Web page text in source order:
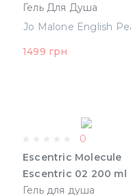
Гель Для Душа
(690251052837)
1499 грн
0
Escentric Molecule
Escentric 02 200 ml
Гель для душа